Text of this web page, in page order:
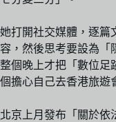
她打開社交媒體，逐篇
容，然後思考要設為「
整個晚上才把「數位足
個擔心自己去香港旅遊
北京上月發布「關於依